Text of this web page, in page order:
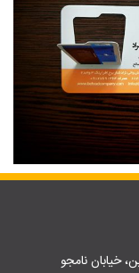
خیابان نامجو